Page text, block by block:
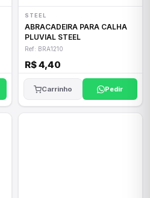
STEEL
ABRACADEIRA PARA CALHA
PLUVIAL STEEL
Ref: BRA1210
R$ 4,40
Carrinho Pedir